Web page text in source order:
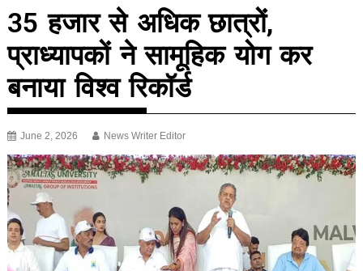
35 हजार से अधिक छात्रों,
प्राध्यापकों ने सामूहिक योग कर
बनाया विश्व रिकॉर्ड
June 2, 2026 News Writer Editor